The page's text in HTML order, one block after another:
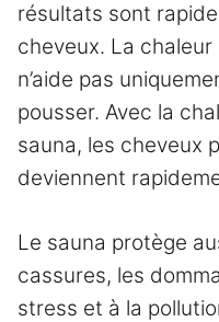
résultats sont
cheveux. La
n’aide pas
pousser. Avec la
sauna, les cheveux
deviennent
Le sauna protège
cassures, les
stress et à la